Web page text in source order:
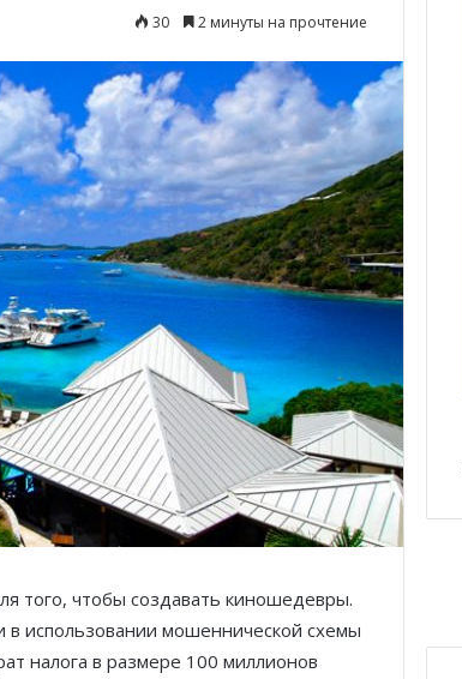
30 2 минуты на прочтение
того, чтобы создавать киношедевры.
использовании мошеннической схемы
налога в размере 100 миллионов